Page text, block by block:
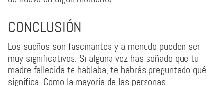
CONCLUSIÓN
Los sueños son fascinantes y a menudo pueden ser
muy significativos. Si alguna vez has soñado que tu
madre fallecida te hablaba, te habrás preguntado qué
significa. Como la mayoría de las personas